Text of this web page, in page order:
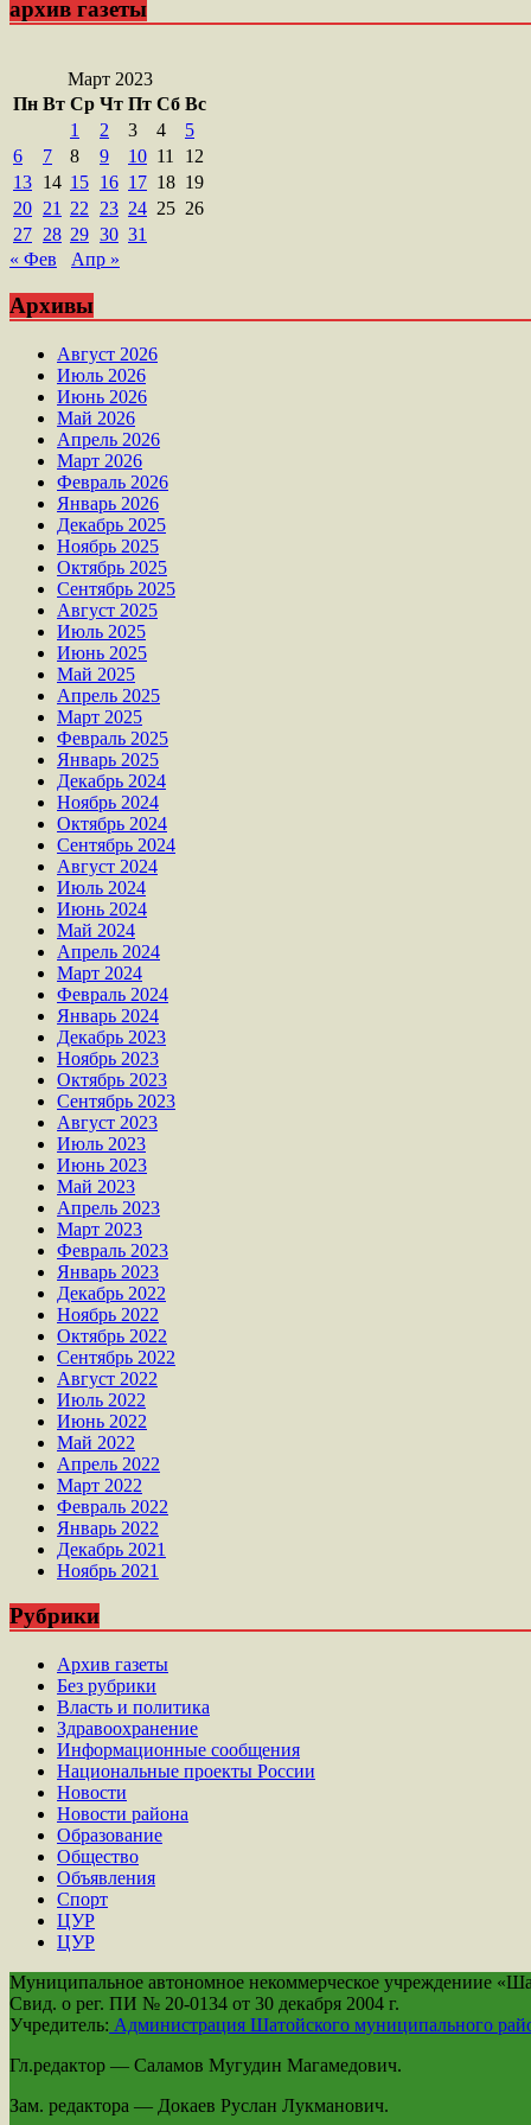
архив газеты
Март 2023
Пн Вт Ср Чт Пт Сб Вс
1
2 3 4
5
6
7 8 9 10 11
12
13 14 15 16 17 18 19
20 21 22 23 24 25 26
27 28 29 30 31
« Фев
Апр »
Архивы
Август 2026
Июль 2026
Июнь 2026
Май 2026
Апрель 2026
Март 2026
Февраль 2026
Январь 2026
Декабрь 2025
Ноябрь 2025
Октябрь 2025
Сентябрь 2025
Август 2025
Июль 2025
Июнь 2025
Май 2025
Апрель 2025
Март 2025
Февраль 2025
Январь 2025
Декабрь 2024
Ноябрь 2024
Октябрь 2024
Сентябрь 2024
Август 2024
Июль 2024
Июнь 2024
Май 2024
Апрель 2024
Март 2024
Февраль 2024
Январь 2024
Декабрь 2023
Ноябрь 2023
Октябрь 2023
Сентябрь 2023
Август 2023
Июль 2023
Июнь 2023
Май 2023
Апрель 2023
Март 2023
Февраль 2023
Январь 2023
Декабрь 2022
Ноябрь 2022
Октябрь 2022
Сентябрь 2022
Август 2022
Июль 2022
Июнь 2022
Май 2022
Апрель 2022
Март 2022
Февраль 2022
Январь 2022
Декабрь 2021
Ноябрь 2021
Рубрики
Архив газеты
Без рубрики
Власть и политика
Здравоохранение
Информационные сообщения
Национальные проекты России
Новости
Новости района
Образование
Общество
Объявления
Спорт
ЦУР
ЦУР
Муниципальное автономное некоммерческое учреждениие
Свид. о рег. ПИ № 20-0134 от 30 декабря 2004 г.
Учредитель: Администрация Шатойского муниципального
Гл.редактор — Саламов Мугудин Магамедович.
Зам. редактора — Докаев Руслан Лукманович.